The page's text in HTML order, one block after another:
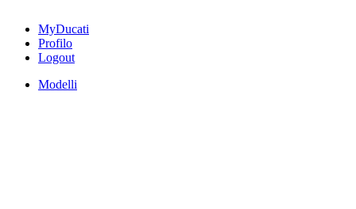
MyDucati
Profilo
Logout
Modelli